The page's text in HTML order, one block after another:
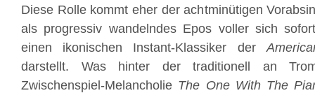
Diese Rolle kommt eher der achtminütigen
als progressiv wandelndes Epos voller sich
einen ikonischen Instant-Klassiker der
darstellt. Was hinter der traditionell an
Zwischenspiel-Melancholie The One With The